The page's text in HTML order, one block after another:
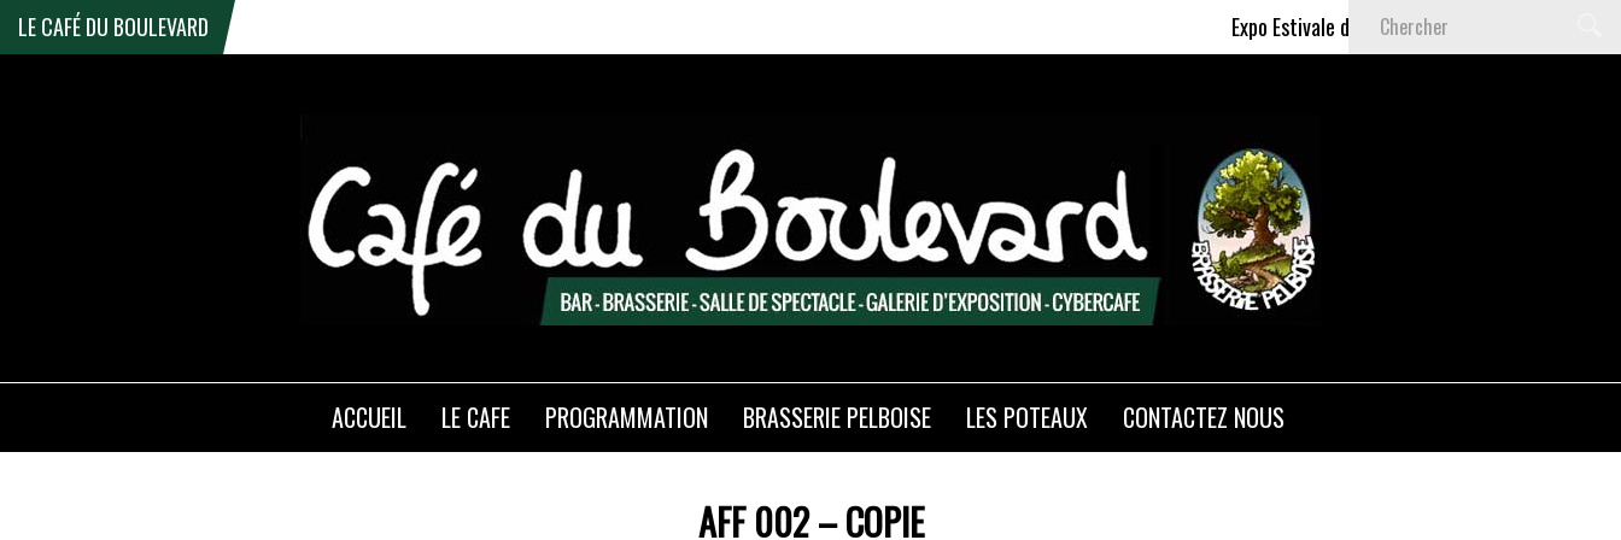
LE CAFÉ DU BOULEVARD Expo Estivale de Céline DELAS - Du 9 Juillet au 6
ACCUEIL LE CAFE PROGRAMMATION BRASSERIE PELBOISE LES POTEAUX CONTACTEZ NOUS
AFF 002 – COPIE